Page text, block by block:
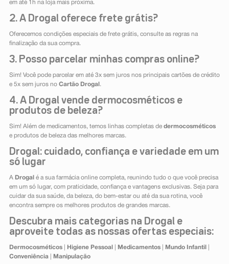
em até 1h na loja mais próxima.
2. A Drogal oferece frete grátis?
Oferecemos condições especiais de frete grátis, consulte as regras na
finalização da sua compra.
3. Posso parcelar minhas compras online?
Sim! Você pode parcelar em até 3x sem juros nos principais cartões de crédito
e 5x sem juros no Cartão Drogal .
4. A Drogal vende dermocosméticos e
produtos de beleza?
Sim! Além de medicamentos, temos linhas completas de dermocosméticos
e produtos de beleza das melhores marcas.
Drogal: cuidado, confiança e variedade em um
só lugar
A Drogal é a sua farmácia online completa, reunindo tudo o que você precisa
em um só lugar, com praticidade, confiança e vantagens exclusivas. Seja para
cuidar da sua saúde, da beleza, do bem-estar ou até da sua rotina, você
encontra sempre os melhores produtos de grandes marcas.
Descubra mais categorias na Drogal e
aproveite todas as nossas ofertas especiais:
Dermocosméticos| Higiene Pessoal Medicamentos| Mundo Infantil
Conveniência| Manipulação